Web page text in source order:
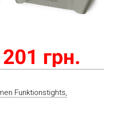
Funktionstights,